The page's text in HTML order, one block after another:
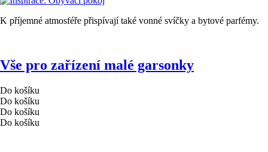
K příjemné atmosféře přispívají také vonné svíčky a bytové parfémy.
Vše pro zařízení malé garsonky
Do košíku
Do košíku
Do košíku
Do košíku